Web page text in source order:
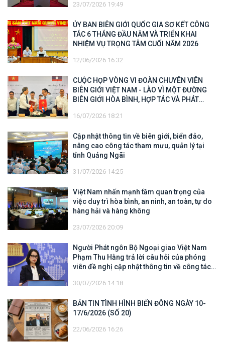
23/07/2026 19:49
ỦY BAN BIÊN GIỚI QUỐC GIA SƠ KẾT CÔNG
TÁC 6 THÁNG ĐẦU NĂM VÀ TRIỂN KHAI
NHIỆM VỤ TRỌNG TÂM CUỐI NĂM 2026
12/06/2026 16:32
CUỘC HỌP VÒNG VI ĐOÀN CHUYÊN VIÊN
BIÊN GIỚI VIỆT NAM - LÀO VÌ MỘT ĐƯỜNG
BIÊN GIỚI HÒA BÌNH, HỢP TÁC VÀ PHÁT
16/07/2026 18:21
Cập nhật thông tin về biên giới, biển đảo,
nâng cao công tác tham mưu, quản lý tại
tỉnh Quảng Ngãi
31/07/2026 14:25
Việt Nam nhấn mạnh tầm quan trọng của
việc duy trì hòa bình, an ninh, an toàn, tự do
hàng hải và hàng không
23/07/2026 20:09
Người Phát ngôn Bộ Ngoại giao Việt Nam
Phạm Thu Hằng trả lời câu hỏi của phóng
viên đề nghị cập nhật thông tin về công tác
trên tàu Khôi Nguyên 18
30/07/2026 14:18
BẢN TIN TÌNH HÌNH BIỂN ĐÔNG NGÀY 10-
17/6/2026 (SỐ 20)
22/06/2026 16:26